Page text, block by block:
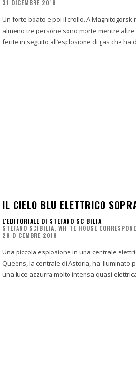
31 DICEMBRE 2018
Un forte boato e poi il crollo. A Magnitogorsk
almeno tre persone sono morte mentre
ferite in seguito all’esplosione di gas che ha
IL CIELO BLU ELETTRICO
L'EDITORIALE DI STEFANO SCIBILIA
STEFANO SCIBILIA, WHITE HOUSE
28 DICEMBRE 2018
Una piccola esplosione in una centrale
Queens, la centrale di Astoria, ha illuminato
una luce azzurra molto intensa quasi